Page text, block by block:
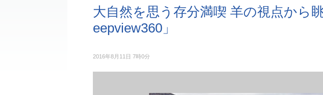
大自然を思う存分満喫 羊の視点から
eepview360」
2016年8月11日 7時0分